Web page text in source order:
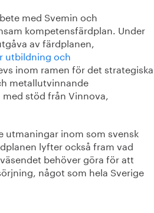
med Svemin och
kompetensfärdplan. Under
av färdplanen,
utbildning och
inom ramen för det strategiska
metallutvinnande
med stöd från Vinnova,
utmaningar inom som svensk
lyfter också fram vad
behöver göra för att
något som hela Sverige